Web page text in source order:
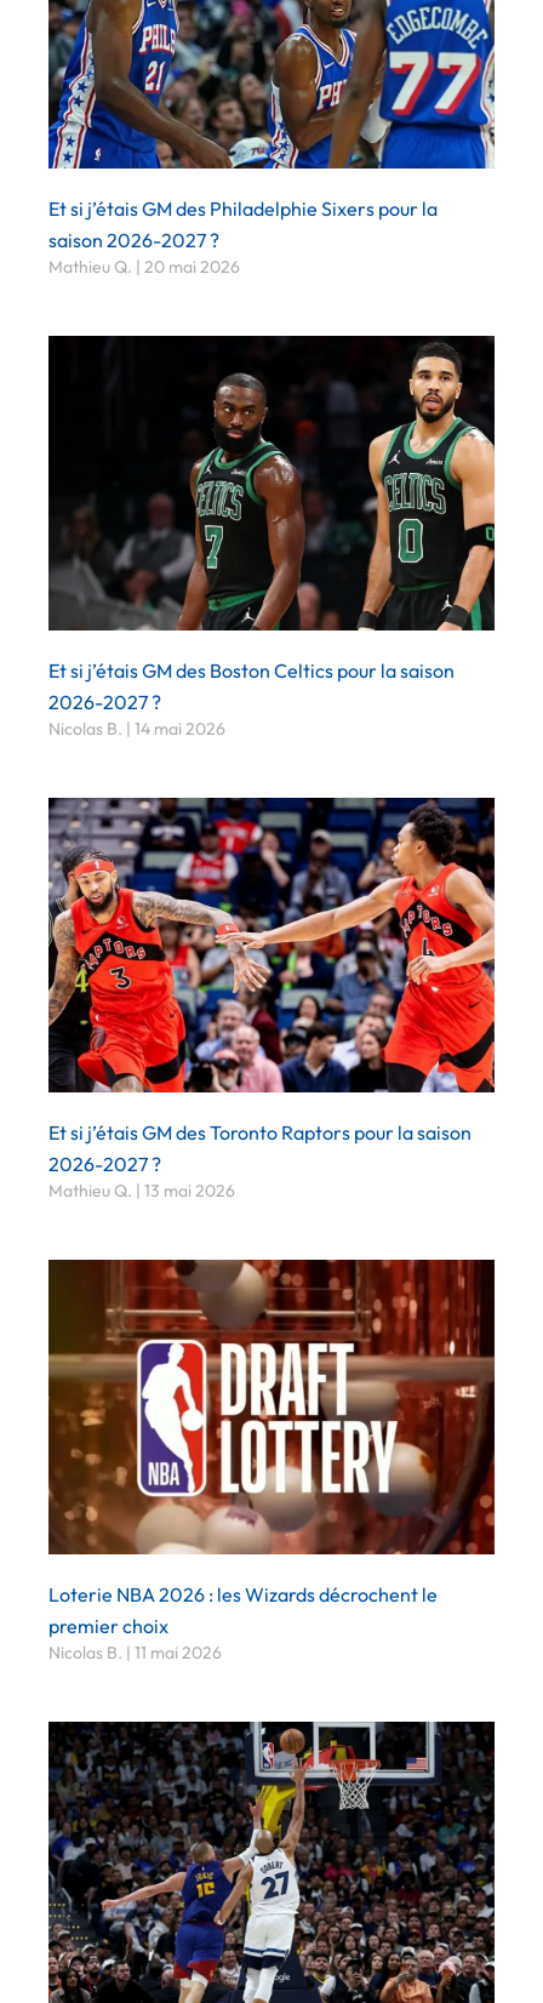
Et si j’étais GM des Philadelphie Sixers pour la
saison 2026-2027 ?
Mathieu Q. 20 mai 2026
Et si j’étais GM des Boston Celtics pour la saison
2026-2027 ?
Nicolas B. 14 mai 2026
Et si j’étais GM des Toronto Raptors pour la saison
2026-2027 ?
Mathieu Q. 13 mai 2026
Loterie NBA 2026 : les Wizards décrochent le
premier choix
Nicolas B. 11 mai 2026